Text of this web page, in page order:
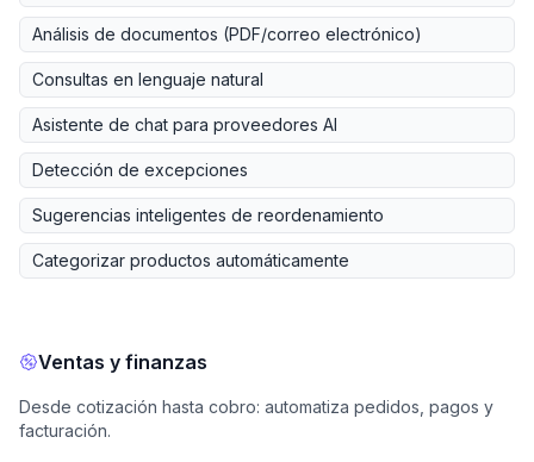
Análisis de documentos (PDF/correo electrónico)
Consultas en lenguaje natural
Asistente de chat para proveedores AI
Detección de excepciones
Sugerencias inteligentes de reordenamiento
Categorizar productos automáticamente
Ventas y finanzas
Desde cotización hasta cobro: automatiza pedidos, pagos y
facturación.